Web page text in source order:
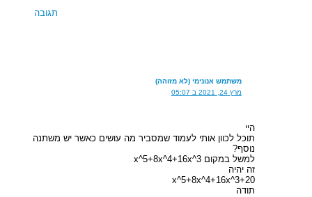
תגובה
משתמש אנונימי (לא מזוהה)
מרץ 24, 2021 ב 05:07
היי
תוכל לכוון אותי לעמוד שמסביר מה עושים כאשר יש משתנה
נוסף?
למשל במקום x^5+8x^4+16x^3
זה יהיה
x^5+8x^4+16x^3+20
תודה